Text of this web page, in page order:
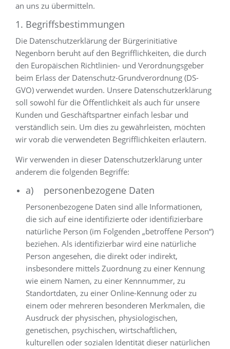
an uns zu übermitteln.
1. Begriffsbestimmungen
Die Datenschutzerklärung der Bürgerinitiative
Negenborn beruht auf den Begrifflichkeiten, die durch
den Europäischen Richtlinien- und Verordnungsgeber
beim Erlass der Datenschutz-Grundverordnung (DS-
GVO) verwendet wurden. Unsere Datenschutzerklärung
soll sowohl für die Öffentlichkeit als auch für unsere
Kunden und Geschäftspartner einfach lesbar und
verständlich sein. Um dies zu gewährleisten, möchten
wir vorab die verwendeten Begrifflichkeiten erläutern.
Wir verwenden in dieser Datenschutzerklärung unter
anderem die folgenden Begriffe:
a) personenbezogene Daten
Personenbezogene Daten sind alle Informationen,
die sich auf eine identifizierte oder identifizierbare
natürliche Person (im Folgenden „betroffene Person“)
beziehen. Als identifizierbar wird eine natürliche
Person angesehen, die direkt oder indirekt,
insbesondere mittels Zuordnung zu einer Kennung
wie einem Namen, zu einer Kennnummer, zu
Standortdaten, zu einer Online-Kennung oder zu
einem oder mehreren besonderen Merkmalen, die
Ausdruck der physischen, physiologischen,
genetischen, psychischen, wirtschaftlichen,
kulturellen oder sozialen Identität dieser natürlichen